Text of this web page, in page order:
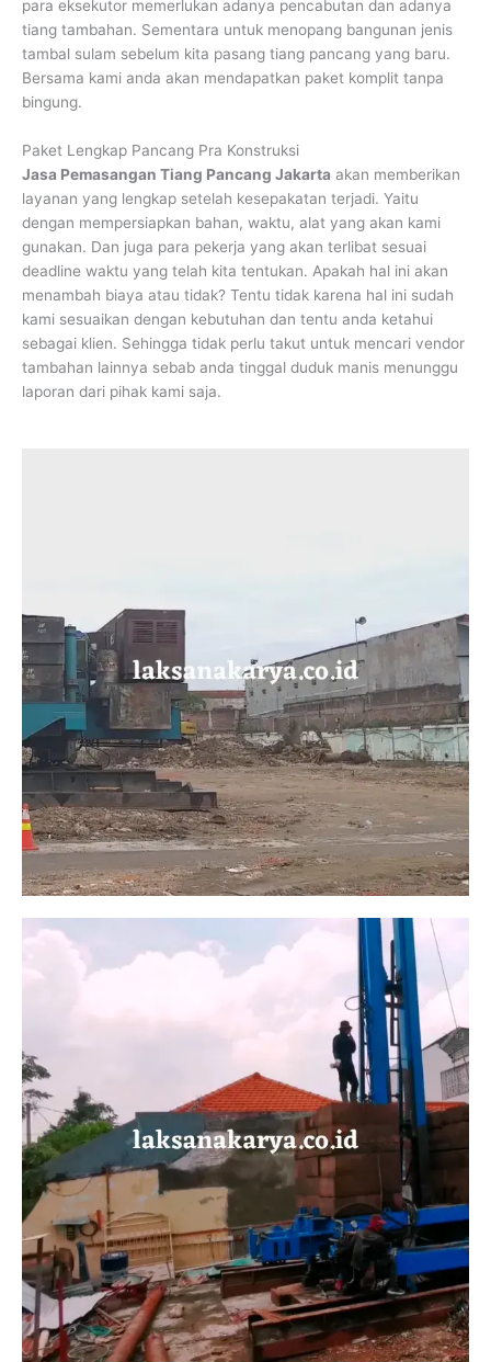
para eksekutor memerlukan adanya pencabutan dan adanya
tiang tambahan. Sementara untuk menopang bangunan jenis
tambal sulam sebelum kita pasang tiang pancang yang baru.
Bersama kami anda akan mendapatkan paket komplit tanpa
bingung.
Paket Lengkap Pancang Pra Konstruksi
Jasa Pemasangan Tiang Pancang Jakarta akan memberikan
layanan yang lengkap setelah kesepakatan terjadi. Yaitu
dengan mempersiapkan bahan, waktu, alat yang akan kami
gunakan. Dan juga para pekerja yang akan terlibat sesuai
deadline waktu yang telah kita tentukan. Apakah hal ini akan
menambah biaya atau tidak? Tentu tidak karena hal ini sudah
kami sesuaikan dengan kebutuhan dan tentu anda ketahui
sebagai klien. Sehingga tidak perlu takut untuk mencari vendor
tambahan lainnya sebab anda tinggal duduk manis menunggu
laporan dari pihak kami saja.